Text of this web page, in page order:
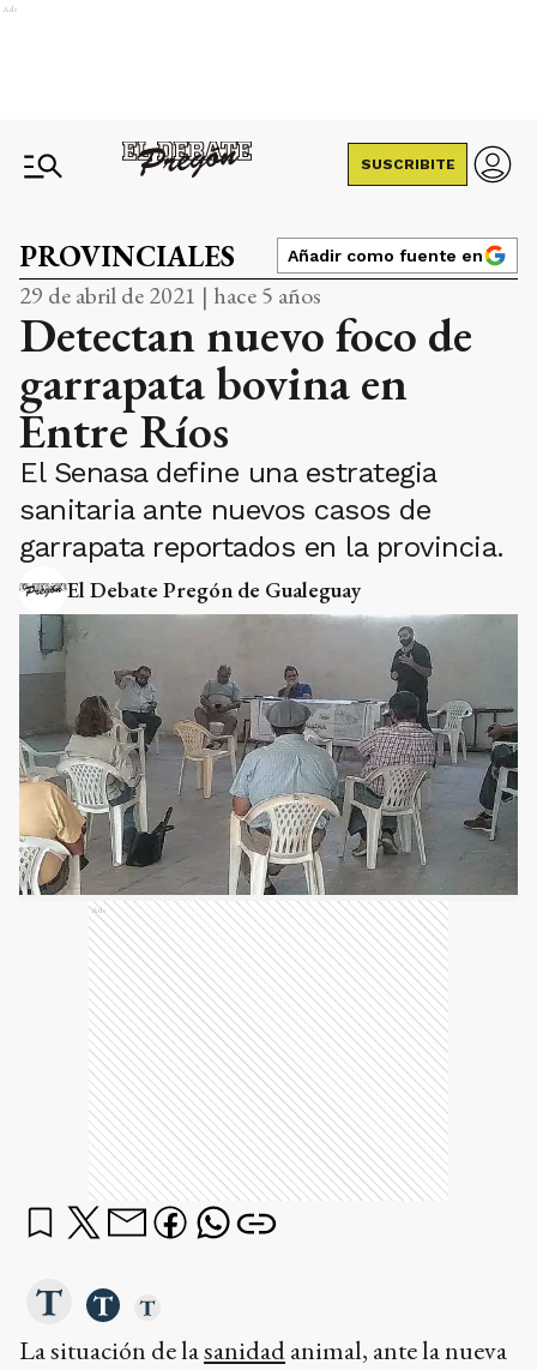
Ads
SUSCRIBITE
PROVINCIALES Añadir como fuente en
29 de abril de 2021 | hace 5 años
Detectan nuevo foco de
garrapata bovina en
Entre Ríos
El Senasa define una estrategia
sanitaria ante nuevos casos de
garrapata reportados en la provincia.
El Debate Pregón de Gualeguay
Ads
La situación de lasanidadanimal, ante la nueva